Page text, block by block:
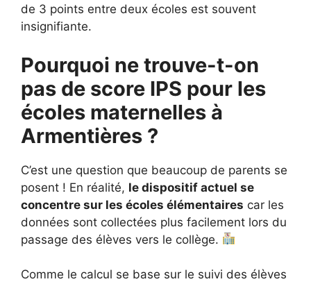
de 3 points entre deux écoles est souvent
insignifiante.
Pourquoi ne trouve-t-on
pas de score IPS pour les
écoles maternelles à
Armentières ?
C’est une question que beaucoup de parents se
posent ! En réalité, le dispositif actuel se
concentre sur les écoles élémentaires car les
données sont collectées plus facilement lors du
passage des élèves vers le collège.
Comme le calcul se base sur le suivi des élèves